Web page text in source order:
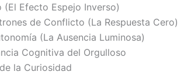
Efecto Espejo Inverso)
de Conflicto (La Respuesta Cero)
(La Ausencia Luminosa)
Cognitiva del Orgulloso
la Curiosidad